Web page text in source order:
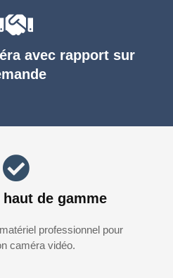
avec rapport sur
de gamme
professionnel pour
caméra vidéo.